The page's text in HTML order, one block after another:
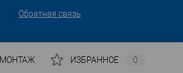
Обратная связь
МОНТАЖ ИЗБРАННОЕ 0